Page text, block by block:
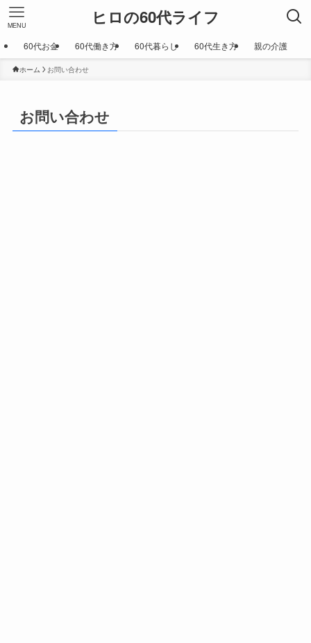
ヒロの60代ライフ
MENU
60代お金 60代働き方 60代暮らし 60代生き方 親の介護
ホーム お問い合わせ
お問い合わせ